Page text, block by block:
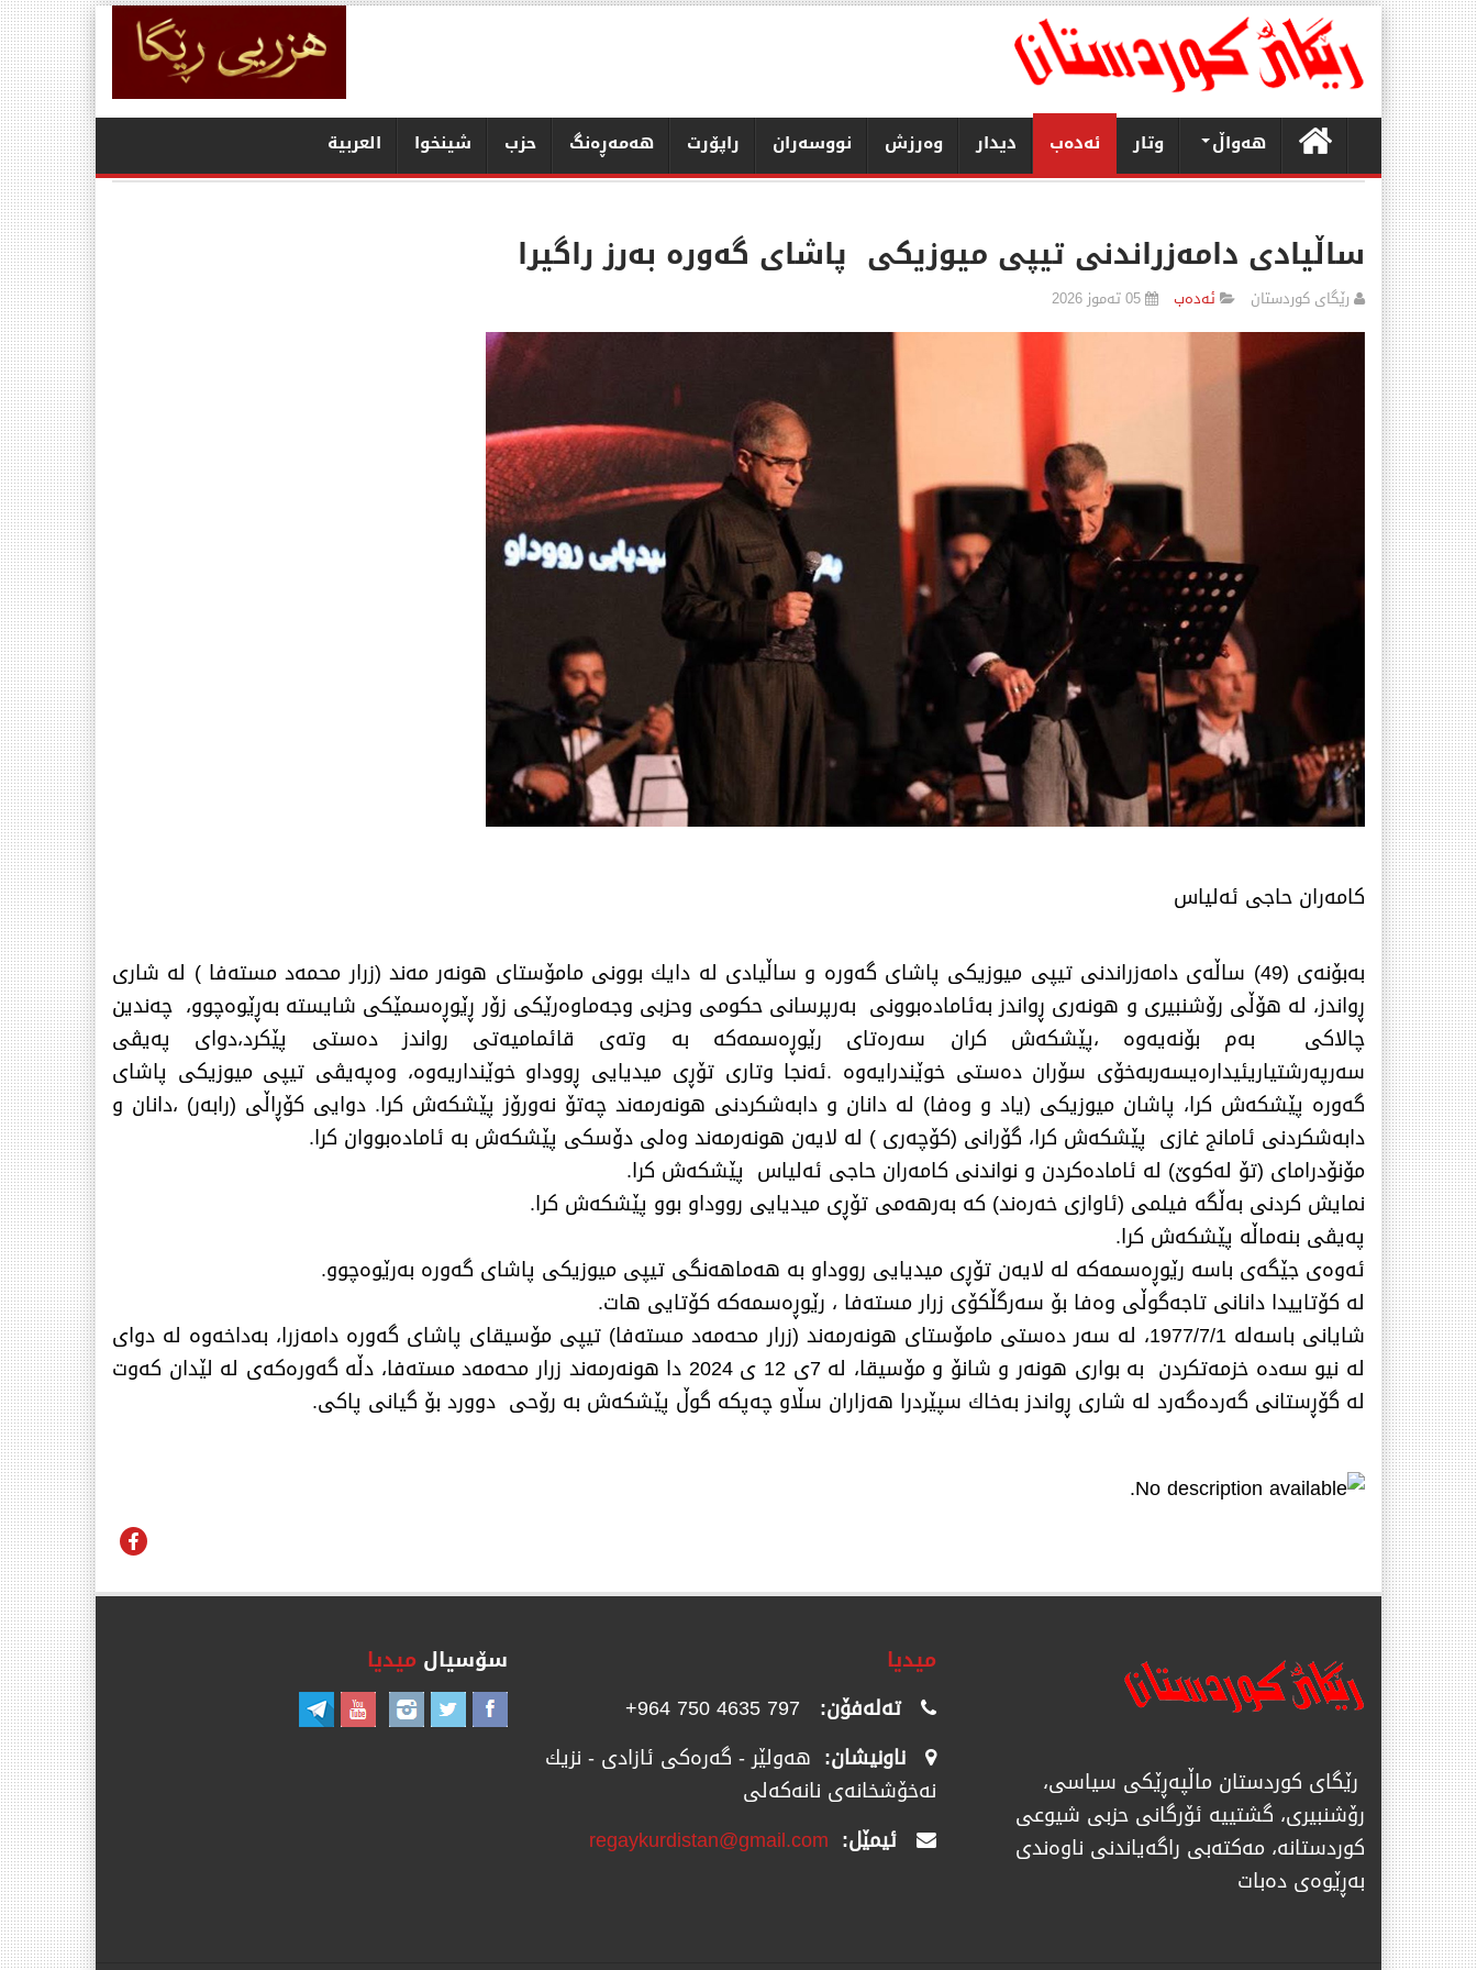
هەواڵ وتار ئەدەب دیدار وەرزش نووسەران راپۆرت هەمەڕەنگ حزب شينخوا العربیة
ساڵیادی دامەزراندنی تیپی میوزیكی پاشای گەورە بەرز راگیرا
رێگای كوردستان ئەدەب 05 تەموز 2026
كامەران حاجی ئەلیاس
بەبۆنەی (49) ساڵەی دامەزراندنی تیپی میوزیكی پاشای گەورە و ساڵیادی لە دایك بوونی مامۆستای هونەر مەند (زرار محمەد مستەفا ) لە شاری
ڕواندز، لە هۆڵی رۆشنبیری و هونەری ڕواندز بەئامادەبوونی بەرپرسانی حكومی وحزبی وجەماوەرێكی زۆر ڕێوڕەسمێكی شایستە بەڕێوەچوو، چەندین
چالاكی بەم بۆنەیەوە ،پێشكەش كران سەرەتای رێوڕەسمەكە بە وتەی قائمامیەتی رواندز دەستی پێكرد،دوای پەیڤی
سەرپەرشتیاریئیدارەیسەربەخۆی سۆران دەستی خوێندرایەوە .ئەنجا وتاری تۆڕی میدیایی ڕووداو خوێنداریەوە، وەپەیڤی تیپی میوزیكی پاشای
گەورە پێشكەش كرا، پاشان میوزیكی (یاد و وەفا) لە دانان و دابەشكردنی هونەرمەند چەتۆ نەورۆز پێشكەش كرا. دوایی كۆڕاڵی (رابەر) ،دانان و
دابەشكردنی ئامانج غازی پێشكەش كرا، گۆرانی (كۆچەری ) لە لایەن هونەرمەند وەلی دۆسكی پێشكەش بە ئامادەبووان كرا.
مۆنۆدرامای (تۆ لەكوێ) لە ئامادەكردن و نواندنی كامەران حاجی ئەلیاس پێشكەش كرا.
نمایش كردنی بەڵگە فیلمی (ئاوازی خەرەند) كە بەرهەمی تۆڕی میدیایی رووداو بوو پێشكەش كرا.
پەیڤی بنەماڵە پێشكەش كرا.
ئەوەی جێگەی باسە رێوڕەسمەكە لە لایەن تۆڕی میدیایی رووداو بە هەماهەنگی تیپی میوزیكی پاشای گەورە بەرێوەچوو.
لە كۆتاییدا دانانی تاجەگوڵی وەفا بۆ سەرگڵكۆی زرار مستەفا ، رێوڕەسمەكە كۆتایی هات.
شایانی باسەلە 1977/7/1، لە سەر دەستی مامۆستای هونەرمەند (زرار محەمەد مستەفا) تیپی مۆسیقای پاشای گەورە دامەزرا، بەداخەوە لە دوای
لە نیو سەدە خزمەتكردن بە بواری هونەر و شانۆ و مۆسیقا، لە 7ی 12 ی 2024 دا هونەرمەند زرار محەمەد مستەفا، دڵە گەورەكەی لە لێدان كەوت
لە گۆڕستانی گەردەگەرد لە شاری ڕواندز بەخاك سپێردرا هەزاران سڵاو چەپكە گوڵ پێشكەش بە رۆحی دوورد بۆ گیانی پاكی.
رێگای كوردستان ماڵپەڕێكی سیاسی،
رۆشنبیری، گشتییە ئۆرگانی حزبی شیوعی
كوردستانە، مەكتەبی راگەیاندنی ناوەندی
بەڕێوەی دەبات
میدیا
تەلەفۆن:
ناونیشان: هەولێر - گەرەکی ئازادی - نزیك
نەخۆشخانەی نانەکەلی
ئیمێل: regaykurdistan@gmail.com
سۆسیال میدیا